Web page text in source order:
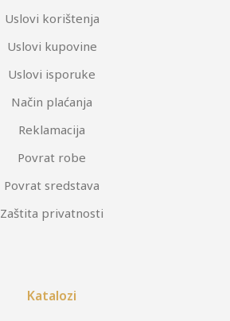
Uslovi korištenja
Uslovi kupovine
Uslovi isporuke
Način plaćanja
Reklamacija
Povrat robe
Povrat sredstava
Zaštita privatnosti
Katalozi